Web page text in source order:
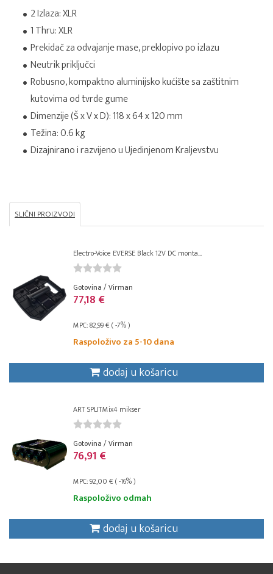
2 Izlaza: XLR
1 Thru: XLR
Prekidač za odvajanje mase, preklopivo po izlazu
Neutrik priključci
Robusno, kompaktno aluminijsko kućište sa zaštitnim
kutovima od tvrde gume
Dimenzije (Š x V x D): 118 x 64 x 120 mm
Težina: 0.6 kg
Dizajnirano i razvijeno u Ujedinjenom Kraljevstvu
SLIČNI PROIZVODI
Electro-Voice EVERSE Black 12V DC monta...
Gotovina / Virman
77,18 €
MPC: 82,99 € ( -7% )
Raspoloživo za 5-10 dana
dodaj u košaricu
ART SPLITMix4 mikser
Gotovina / Virman
76,91 €
MPC: 92,00 € ( -16% )
Raspoloživo odmah
dodaj u košaricu